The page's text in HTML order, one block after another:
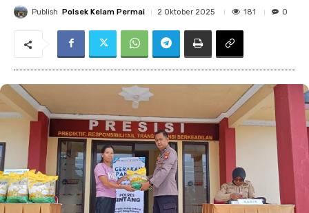
Publish Polsek Kelam Permai 2 Oktober 2025 181 0